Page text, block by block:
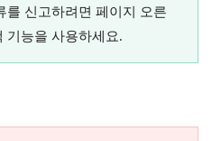
를 신고하려면 페이지 오른
기능을 사용하세요.